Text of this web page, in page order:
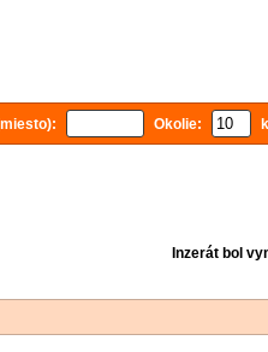
Okolie:
Inzerát bol